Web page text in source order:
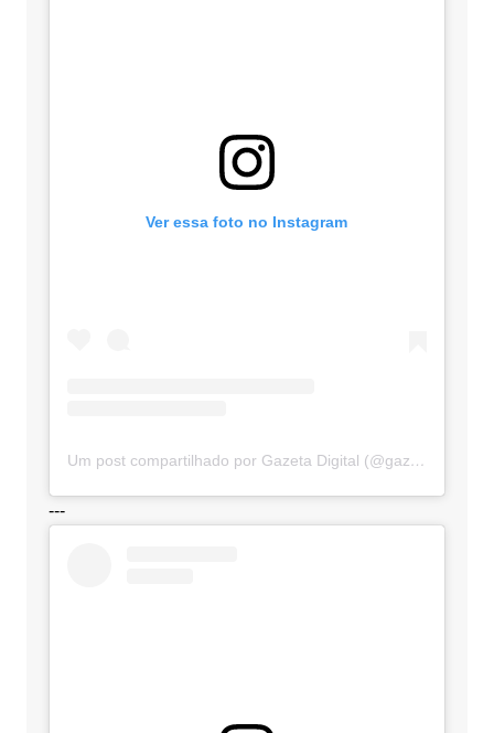
Ver essa foto no Instagram
Um post compartilhado por Gazeta Digital (@gazetadigital)
---